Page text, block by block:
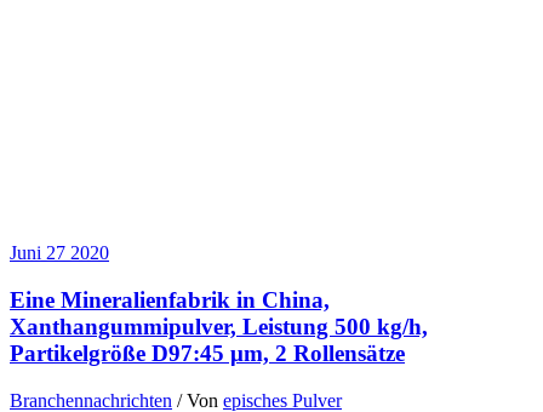
Juni 27 2020
Eine Mineralienfabrik in China,
Xanthangummipulver, Leistung 500 kg/h,
Partikelgröße D97:45 μm, 2 Rollensätze
Branchennachrichten / Von episches Pulver